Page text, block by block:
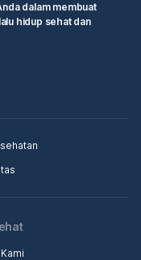
dalam membuat
hidup sehat dan